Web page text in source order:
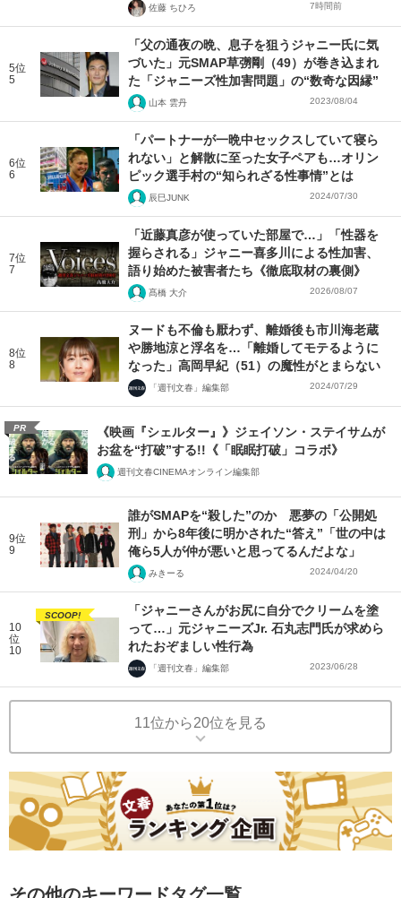
佐藤 ちひろ 7時間前
5位
5
「父の通夜の晩、息子を狙うジャニー氏に気
づいた」元SMAP草彅剛（49）が巻き込まれ
た「ジャニーズ性加害問題」の“数奇な因縁”
山本 雲丹 2023/08/04
6位
6
「パートナーが一晩中セックスしていて寝ら
れない」と解散に至った女子ペアも…オリン
ピック選手村の“知られざる性事情”とは
辰巳JUNK 2024/07/30
7位
7
「近藤真彦が使っていた部屋で…」「性器を
握らされる」ジャニー喜多川による性加害、
語り始めた被害者たち《徹底取材の裏側》
髙橋 大介 2026/08/07
8位
8
ヌードも不倫も厭わず、離婚後も市川海老蔵
や勝地涼と浮名を…「離婚してモテるように
なった」高岡早紀（51）の魔性がとまらない
「週刊文春」編集部 2024/07/29
PR
《映画『シェルター』》ジェイソン・ステイサムが
お盆を“打破”する!!《「眠眠打破」コラボ》
週刊文春CINEMAオンライン編集部
9位
9
誰がSMAPを“殺した”のか 悪夢の「公開処
刑」から8年後に明かされた“答え”「世の中は
俺ら5人が仲が悪いと思ってるんだよな」
みきーる 2024/04/20
10
位
10
SCOOP!
「ジャニーさんがお尻に自分でクリームを塗
って…」元ジャニーズJr. 石丸志門氏が求めら
れたおぞましい性行為
「週刊文春」編集部 2023/06/28
11位から20位を見る